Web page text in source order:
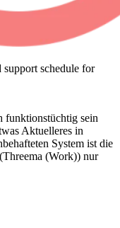
schedule for
funktionstüchtig sein
Aktuelleres in
System ist die
(Work)) nur